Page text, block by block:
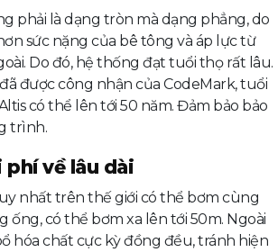
phải là dạng tròn mà dạng phẳng, do
sức nặng của bê tông và áp lực từ
Do đó, hệ thống đạt tuổi thọ rất lâu.
được công nhận của CodeMark, tuổi
có thể lên tới 50 năm. Đảm bảo bảo
trình.
về lâu dài
nhất trên thế giới có thể bơm cùng
ống, có thể bơm xa lên tới 50m. Ngoài
hóa chất cực kỳ đồng đều, tránh hiện